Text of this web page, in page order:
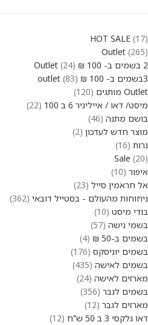
HOT SALE 17
Outlet 265
2 בשמים ב- 100 ₪ Outlet
24
3בשמים ב- 100 ₪ outlet
83
Outlet מותגים
120
מיסט/ דאו / אייליניר 6 ב 100
22
בושם מתנה 46
מוצר חדש לעדכון 2
נרות 16
Sale 20
איפור 10
אל חראמין סייל 23
ניחוחות מהעולם - בסטייל דובאי 362
בודי מיסט 10
בשמי נישה 57
בשמים ב-50 ₪
4
בשמים יוניסקס 176
בשמים לאישה 435
מארזים לאישה 24
בשמים לגבר 356
מארזים לגבר 12
דאו גלקסי 3 ב 50 ש"ח
12